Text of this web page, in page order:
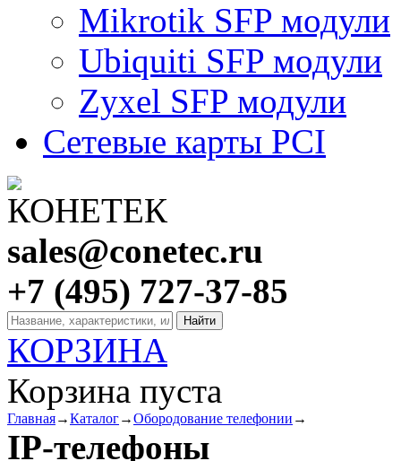
Mikrotik SFP модули
Ubiquiti SFP модули
Zyxel SFP модули
Сетевые карты PCI
sales@conetec.ru
+7 (495) 727-37-85
КОРЗИНА
Корзина пуста
Главная→Каталог→Обородование телефонии →
IP-телефоны